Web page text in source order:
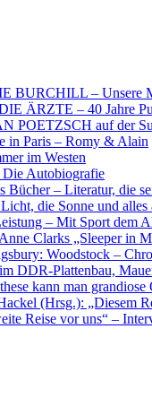
BURCHILL – Unsere
ÄRZTE – 40 Jahre
POETZSCH auf der
in Paris – Romy & Alain
im Westen
Autobiografie
Bücher – Literatur, die
Licht, die Sonne und
– Mit Sport dem
Clarks „Sleeper in
Woodstock –
DDR-Plattenbau,
kann man
(Hrsg.): „Diesem
Reise vor uns“ –